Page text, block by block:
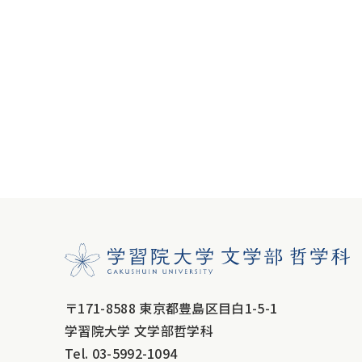
〒171-8588 東京都豊島区目白1-5-1
学習院大学 文学部哲学科
Tel. 03-5992-1094